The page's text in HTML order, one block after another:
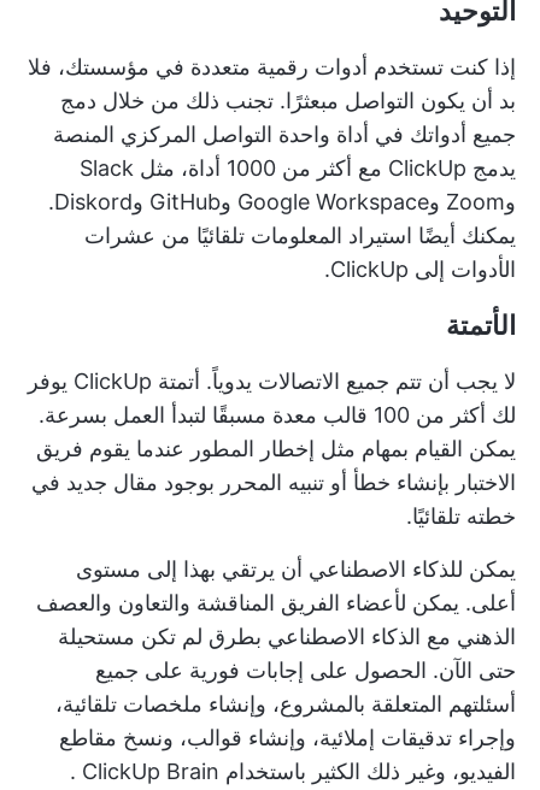
التوحيد
إذا كنت تستخدم أدوات رقمية متعددة في مؤسستك، فلا
بد أن يكون التواصل مبعثرًا. تجنب ذلك من خلال دمج
جميع أدواتك في أداة واحدة التواصل المركزي المنصة
يدمج ClickUp
مع أكثر من 1000 أداة، مثل Slack
وZoom وGoogle Workspace وGitHub وDiskord.
يمكنك أيضًا استيراد المعلومات تلقائيًا من عشرات
الأدوات إلى ClickUp.
الأتمتة
لا يجب أن تتم جميع الاتصالات يدوياً. أتمتة ClickUp
يوفر
لك أكثر من 100 قالب معدة مسبقًا لتبدأ العمل بسرعة.
يمكن القيام بمهام مثل إخطار المطور عندما يقوم فريق
الاختبار بإنشاء خطأ أو تنبيه المحرر بوجود مقال جديد في
خطته تلقائيًا.
يمكن للذكاء الاصطناعي أن يرتقي بهذا إلى مستوى
أعلى. يمكن لأعضاء الفريق المناقشة والتعاون والعصف
الذهني مع الذكاء الاصطناعي بطرق لم تكن مستحيلة
حتى الآن. الحصول على إجابات فورية على جميع
أسئلتهم المتعلقة بالمشروع، وإنشاء ملخصات تلقائية،
وإجراء تدقيقات إملائية، وإنشاء قوالب، ونسخ مقاطع
الفيديو، وغير ذلك الكثير باستخدام ClickUp Brain
.